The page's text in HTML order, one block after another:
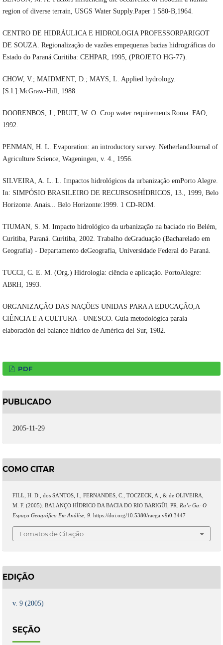
region of diverse terrain, USGS Water Supply.Paper 1 580-B,1964.
CENTRO DE HIDRÁULICA E HIDROLOGIA PROFESSORPARIGOT
DE SOUZA. Regionalização de vazões empequenas bacias hidrográficas do
Estado do Paraná.Curitiba: CEHPAR, 1995, (PROJETO HG-77).
CHOW, V.; MAIDMENT, D.; MAYS, L. Applied hydrology.
[S.l.]:McGraw-Hill, 1988.
DOORENBOS, J.; PRUIT, W. O. Crop water requirements.Roma: FAO,
1992.
PENMAN, H. L. Evaporation: an introductory survey. NetherlandJournal of
Agriculture Science, Wageningen, v. 4., 1956.
SILVEIRA, A. L. L. Impactos hidrológicos da urbanização emPorto Alegre.
In: SIMPÓSIO BRASILEIRO DE RECURSOSHÍDRICOS, 13., 1999, Belo
Horizonte. Anais... Belo Horizonte:1999. 1 CD-ROM.
TIUMAN, S. M. Impacto hidrológico da urbanização na baciado rio Belém,
Curitiba, Paraná. Curitiba, 2002. Trabalho deGraduação (Bacharelado em
Geografia) - Departamento deGeografia, Universidade Federal do Paraná.
TUCCI, C. E. M. (Org.) Hidrologia: ciência e aplicação. PortoAlegre:
ABRH, 1993.
ORGANIZAÇÃO DAS NAÇÕES UNIDAS PARA A EDUCAÇÃO,A
CIÊNCIA E A CULTURA - UNESCO. Guia metodológica parala
elaboración del balance hídrico de América del Sur, 1982.
PDF
PUBLICADO
2005-11-29
COMO CITAR
FILL, H. D., dos SANTOS, I., FERNANDES, C., TOCZECK, A., & de OLIVEIRA,
M. F. (2005). BALANÇO HÍDRICO DA BACIA DO RIO BARIGÜI, PR. Ra’e Ga: O
Espaço Geográfico Em Análise, 9. https://doi.org/10.5380/raega.v9i0.3447
Fomatos de Citação
EDIÇÃO
v. 9 (2005)
SEÇÃO